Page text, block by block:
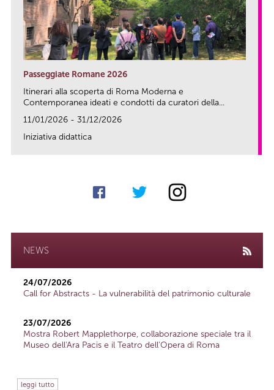
Passeggiate Romane 2026
Itinerari alla scoperta di Roma Moderna e
Contemporanea ideati e condotti da curatori della...
11/01/2026 - 31/12/2026
Iniziativa didattica
NEWS
24/07/2026
Call for Abstracts - La vulnerabilità del patrimonio culturale
23/07/2026
Mostra Robert Mapplethorpe, collaborazione speciale tra il
Museo dell'Ara Pacis e il Teatro dell'Opera di Roma
leggi tutto